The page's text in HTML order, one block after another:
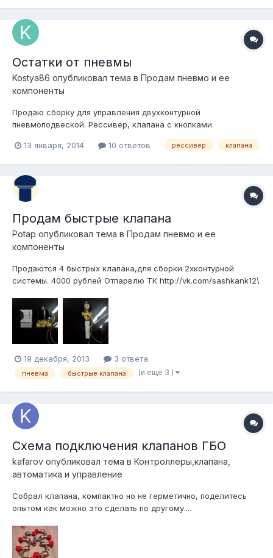
менять клапан но не помо...
Остатки от пневмы
Kostya86 опубликовал тема в Продам пневмо и ее
компоненты
Продаю сборку для управления двухконтурной
пневмоподвеской. Рессивер, клапана с кнопками
увпавления, монометр, осушитель и датчик давления для
включения компрессора(8атм-вкл, 10атм-выкл). За все хочу
занимает не много места.
13 января, 2014 10 ответов рессивер клапана
Продам быстрые клапана
Potap опубликовал тема в Продам пневмо и ее
компоненты
Продаются 4 быстрых клапана,для сборки 2хконтурной
системы. 4000 рублей Отпарвлю ТК http://vk.com/sashkank12\
19 декабря, 2013 3 ответа
пневма быстрые клапана (и ещё 3 )
Схема подключения клапанов ГБО
kafarov опубликовал тема в Контроллеры,клапана,
автоматика и управление
Собрал клапана, компактно но не герметично, поделитесь
опытом как можно это сделать по другому....